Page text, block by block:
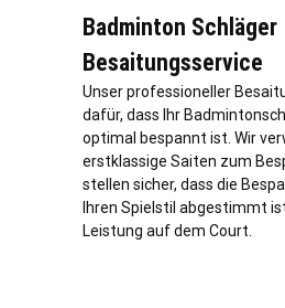
Badminton Schläger
Besaitungsservice
Unser professioneller
dafür, dass Ihr
optimal bespannt ist. Wir
erstklassige Saiten zum
stellen sicher, dass die
Ihren Spielstil abgestimmt
Leistung auf dem Court.